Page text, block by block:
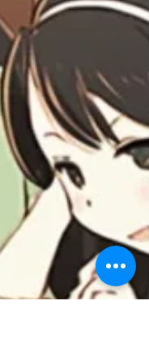
受けつています。 質問フォ
ブログで回答します（でき
ーム 以下の問いに答えら
ージの下の方で。 ​ 1. 日本・
連携を深めていったことにつ
2....